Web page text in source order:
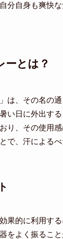
分自身も爽快な
ーとは？
は、その名の
い日に外出す
り、その使用
で、汗による
果的に利用す
をよく振るこ